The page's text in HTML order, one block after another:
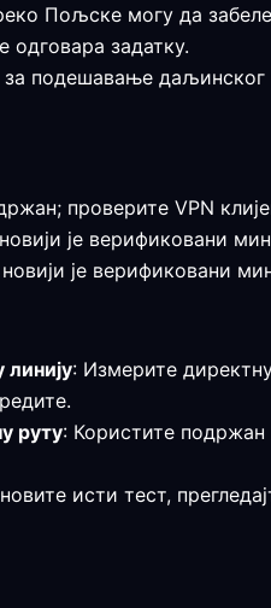
Пољске могу да
задатку.
подешавање
проверите VPN
је верификовани
новији је верификовани
: Измерите
руту: Користите подржан
исти тест,